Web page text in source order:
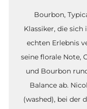
Bourbon,
Klassiker, die
echten Erlebnis
seine florale Note,
und Bourbon
Balance ab.
(washed), bei der